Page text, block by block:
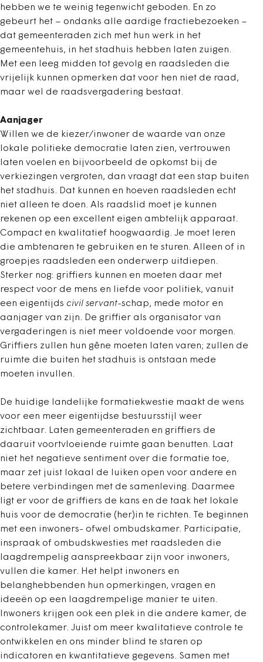
hebben we te weinig tegenwicht geboden. En zo
gebeurt het – ondanks alle aardige fractiebezoeken –
dat gemeenteraden zich met hun werk in het
gemeentehuis, in het stadhuis hebben laten zuigen.
Met een leeg midden tot gevolg en raadsleden die
vrijelijk kunnen opmerken dat voor hen niet de raad,
maar wel de raadsvergadering bestaat.
Aanjager
Willen we de kiezer/inwoner de waarde van onze
lokale politieke democratie laten zien, vertrouwen
laten voelen en bijvoorbeeld de opkomst bij de
verkiezingen vergroten, dan vraagt dat een stap buiten
het stadhuis. Dat kunnen en hoeven raadsleden echt
niet alleen te doen. Als raadslid moet je kunnen
rekenen op een excellent eigen ambtelijk apparaat.
Compact en kwalitatief hoogwaardig. Je moet leren
die ambtenaren te gebruiken en te sturen. Alleen of in
groepjes raadsleden een onderwerp uitdiepen.
Sterker nog: griffiers kunnen en moeten daar met
respect voor de mens en liefde voor politiek, vanuit
een eigentijds civil servant-schap, mede motor en
aanjager van zijn. De griffier als organisator van
vergaderingen is niet meer voldoende voor morgen.
Griffiers zullen hun gêne moeten laten varen; zullen de
ruimte die buiten het stadhuis is ontstaan mede
moeten invullen.
De huidige landelijke formatiekwestie maakt de wens
voor een meer eigentijdse bestuursstijl weer
zichtbaar. Laten gemeenteraden en griffiers de
daaruit voortvloeiende ruimte gaan benutten. Laat
niet het negatieve sentiment over die formatie toe,
maar zet juist lokaal de luiken open voor andere en
betere verbindingen met de samenleving. Daarmee
ligt er voor de griffiers de kans en de taak het lokale
huis voor de democratie (her)in te richten. Te beginnen
met een inwoners- ofwel ombudskamer. Participatie,
inspraak of ombudskwesties met raadsleden die
laagdrempelig aanspreekbaar zijn voor inwoners,
vullen die kamer. Het helpt inwoners en
belanghebbenden hun opmerkingen, vragen en
ideeën op een laagdrempelige manier te uiten.
Inwoners krijgen ook een plek in die andere kamer, de
controlekamer. Juist om meer kwalitatieve controle te
ontwikkelen en ons minder blind te staren op
indicatoren en kwantitatieve gegevens. Samen met